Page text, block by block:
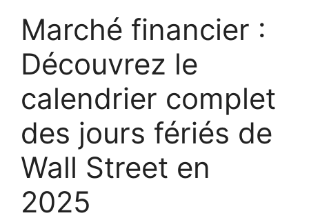
Marché financier :
Découvrez le
calendrier complet
des jours fériés de
Wall Street en
2025